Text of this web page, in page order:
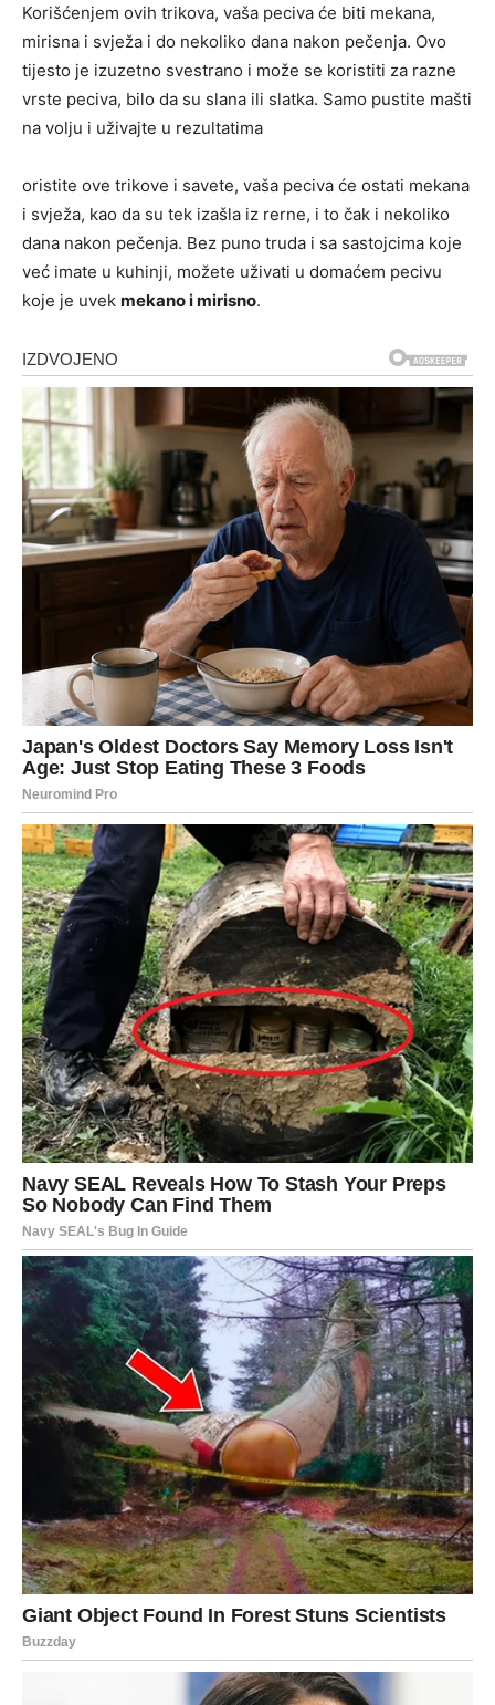
Korišćenjem ovih trikova, vaša peciva će biti mekana,
mirisna i svježa i do nekoliko dana nakon pečenja. Ovo
tijesto je izuzetno svestrano i može se koristiti za razne
vrste peciva, bilo da su slana ili slatka. Samo pustite mašti
na volju i uživajte u rezultatima
oristite ove trikove i savete, vaša peciva će ostati mekana
i svježa, kao da su tek izašla iz rerne, i to čak i nekoliko
dana nakon pečenja. Bez puno truda i sa sastojcima koje
već imate u kuhinji, možete uživati u domaćem pecivu
koje je uvek mekano i mirisno.